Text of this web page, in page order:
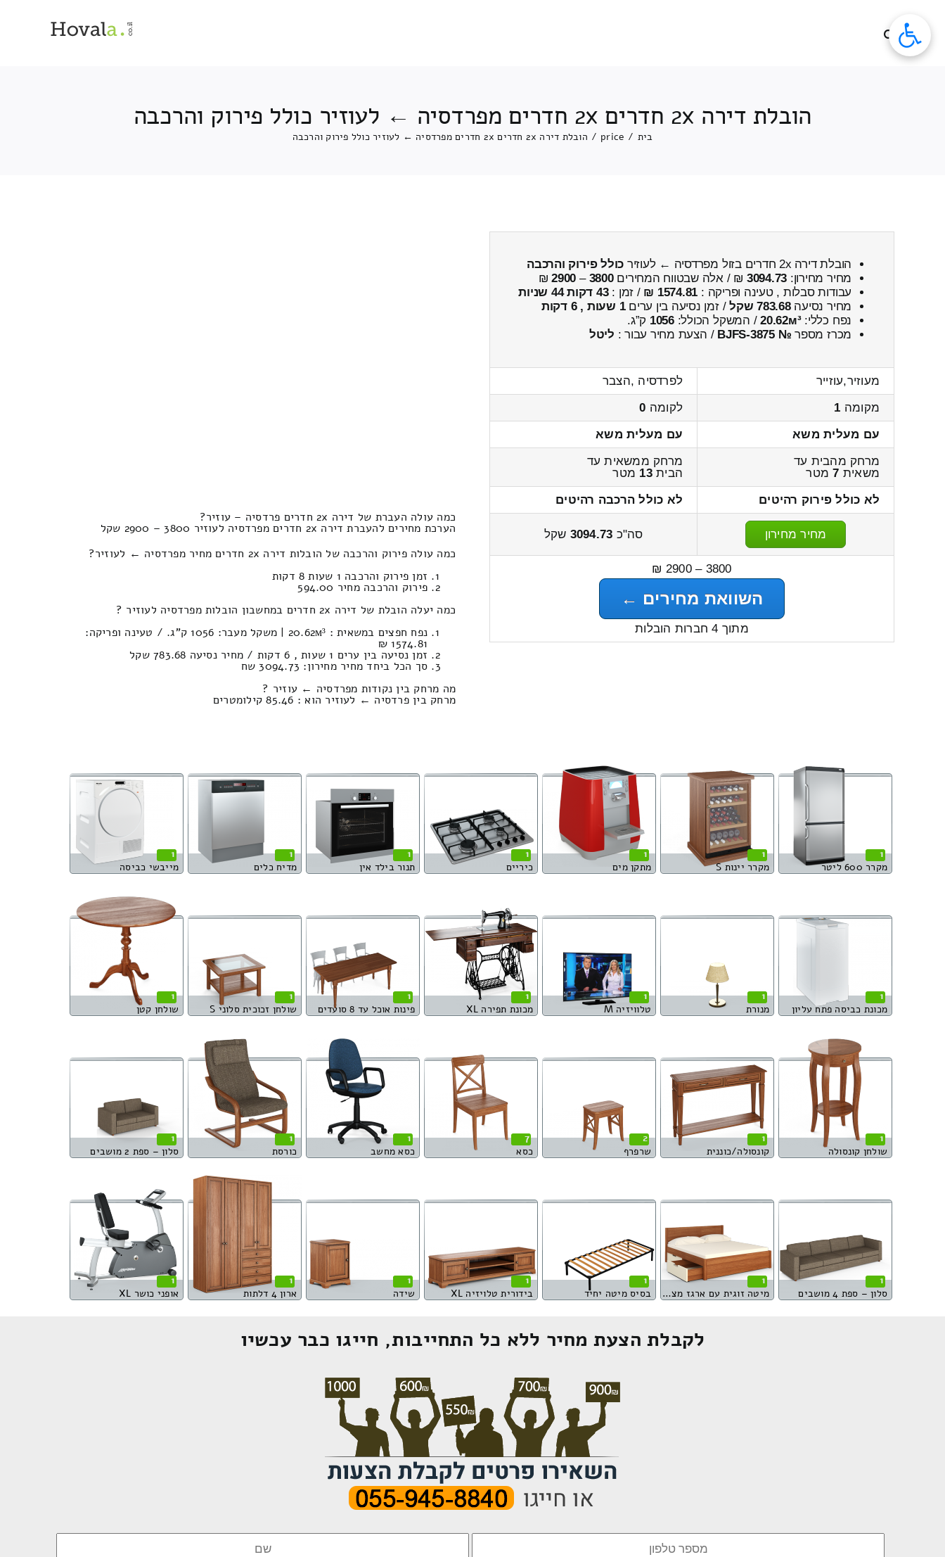
הובלת דירה 2x חדרים 2x חדרים מפרדסיה ← לעוזיר כולל פירוק והרכבה
בית /
price
/ הובלת דירה 2x חדרים 2x חדרים מפרדסיה ← לעוזיר כולל פירוק והרכבה
הובלת דירה 2x חדרים בזול מפרדסיה ← לעוזיר
כולל פירוק והרכבה
מחיר מחירון: 3094.73 ₪ / אלה שבטווח המחירים3800
–
2900
₪
עבודות סבלות , טעינה ופריקה : 1574.81 ₪ / זמן :43 דקות 44 שניות
מחיר נסיעה783.68 שקל / זמן נסיעה בין ערים1 שעות , 6 דקות
נפח כללי:20.62м³/ המשקל הכולל:1056 ק”ג.
מכרז מספר № BJFS-3875 / הצעת מחיר עבור : ליטל
מעוזיר,עוזייר
לפרדסיה ,הצבר
מקומה 1 לקומה 0
עם מעלית משא
עם מעלית משא
מרחק מהבית עד
משאית 7מטר
מרחק ממשאית עד
הבית13 מטר
לא כולל פירוק רהיטים
לא כולל הרכבה רהיטים
מחיר מחירון סה"כ 3094.73 שקל
3800 – 2900 ₪
השוואת מחירים ←
מתוך 4 חברות הובלות
כמה עולה העברת של דירה 2x חדרים פרדסיה – עוזיר?
הערכת מחירים להעברת דירה 2x חדרים מפרדסיה לעוזיר 3800 – 2900 שקל
כמה עולה פירוק והרכבה של הובלות דירה 2x חדרים מחיר מפרדסיה ← לעוזיר?
זמן פירוק והרכבה 1 שעות 8 דקות
פירוק והרכבה מחיר 594.00
כמה יעלה הובלת של דירה 2x חדרים במחשבון הובלות מפרדסיה לעוזיר ?
נפח חפצים במשאית : 20.62м³ | משקל מעבר: 1056 ק”ג. / טעינה ופריקה:
1574.81 ₪
זמן נסיעה בין ערים 1 שעות , 6 דקות / מחיר נסיעה 783.68 שקל
סך הכל ביחד מחיר מחירון: 3094.73 שח
מה מרחק בין נקודות מפרדסיה ← עוזיר ?
מרחק בין פרדסיה ← לעוזיר הוא : 85.46 קילומטרים
1
מקרר 600 ליטר
1
מקרר יינות S
1
מתקן מים
1
כיריים
1
תנור בילד אין
1
מדיח כלים
1
מייבשי כביסה
1
מכונת כביסה פתח עליון
1
מנורת
1
טלוויזיה M
1
מכונת תפירה XL
1
פינות אוכל עד 8 סועדים
1
שולחן זכוכית סלוני S
1
שולחן קטן
1
שולחן קונסולה
1
קונסולה/כוננית
2
שרפרף
7
כסא
1
כסא מחשב
1
כורסת
1
סלון – ספת 2 מושבים
1
סלון – ספת 4 מושבים
1
מיטה זוגית עם ארגז מצעים
1
בסיס מיטה יחיד
1
בידורית טלויזיה XL
1
שידה
1
ארון 4 דלתות
1
אופני כושר XL
לקבלת הצעת מחיר ללא כל התחייבות, חייגו כבר עכשיו